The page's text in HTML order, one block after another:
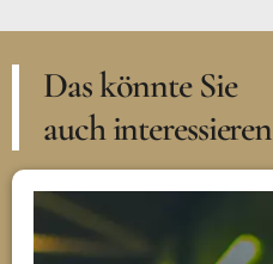
Das könnte Sie
auch interessieren